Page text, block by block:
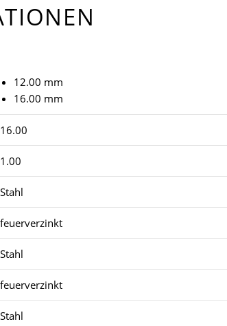
12.00 mm
16.00 mm
16.00
1.00
Stahl
feuerverzinkt
Stahl
feuerverzinkt
Stahl